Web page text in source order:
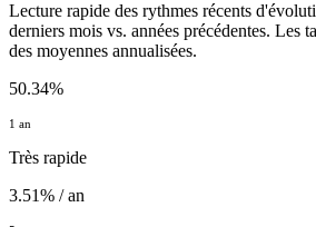
Lecture rapide des rythmes récents
derniers mois vs. années précédentes. Les
des moyennes annualisées.
50.34%
1 an
Très rapide
3.51% / an